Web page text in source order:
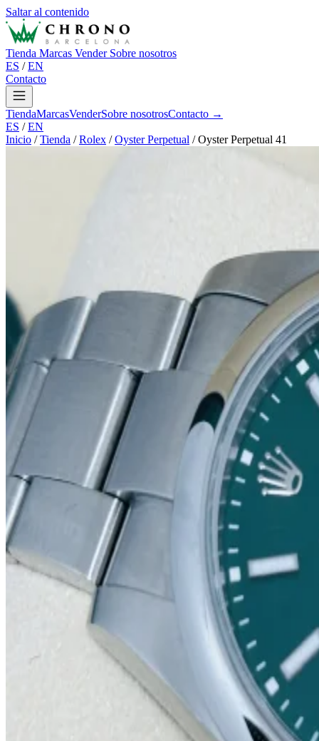
Saltar al contenido
Tienda Marcas Vender Sobre nosotros
ES / EN
Contacto
TiendaMarcasVenderSobre nosotrosContacto →
ES / EN
Inicio / Tienda / Rolex / Oyster Perpetual / Oyster Perpetual 41